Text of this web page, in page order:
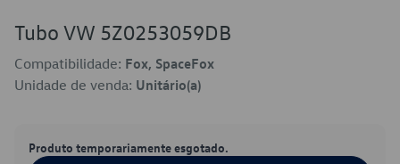
Tubo VW 5Z0253059DB
Compatibilidade: Fox, SpaceFox
Unidade de venda: Unitário(a)
Produto temporariamente esgotado.